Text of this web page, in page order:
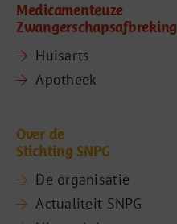
Medicamenteuze
Zwangerschapsafbreking
Huisarts
Apotheek
Over de
Stichting SNPG
De organisatie
Actualiteit SNPG